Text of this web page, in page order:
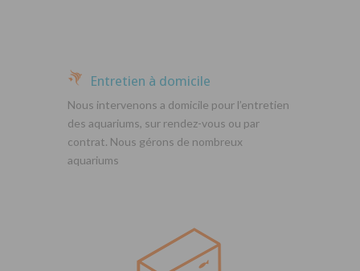
Entretien à domicile
Nous intervenons a domicile pour l’entretien
des aquariums, sur rendez-vous ou par
contrat. Nous gérons de nombreux
aquariums